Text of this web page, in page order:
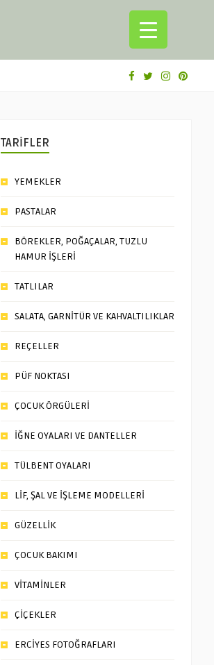
TARİFLER
YEMEKLER
PASTALAR
BÖREKLER, POĞAÇALAR, TUZLU
HAMUR İŞLERİ
TATLILAR
SALATA, GARNİTÜR VE KAHVALTILIKLAR
REÇELLER
PÜF NOKTASI
ÇOCUK ÖRGÜLERİ
İĞNE OYALARI VE DANTELLER
TÜLBENT OYALARI
LİF, ŞAL VE İŞLEME MODELLERİ
GÜZELLİK
ÇOCUK BAKIMI
VİTAMİNLER
ÇİÇEKLER
ERCİYES FOTOĞRAFLARI